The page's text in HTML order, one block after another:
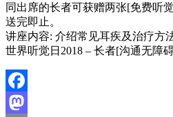
同出席的长者可获赠两张[免费听
送完即止。
讲座内容: 介绍常见耳疾及治疗方
世界听觉日2018 – 长者[沟通无障
Facebook